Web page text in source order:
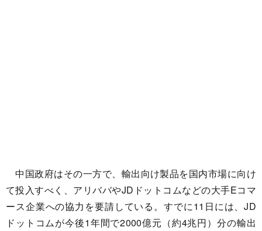
中国政府はその一方で、輸出向け製品を国内市場に向け
て投入すべく、アリババやJDドットコムなどの大手Eコマ
ース企業への協力を要請している。すでに11日には、JD
ドットコムが今後1年間で2000億元（約4兆円）分の輸出